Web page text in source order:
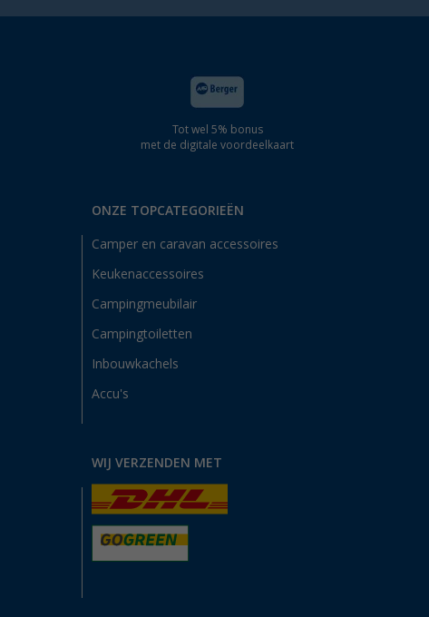
Tot wel 5% bonus
met de digitale voordeelkaart
ONZE TOPCATEGORIEËN
Camper en caravan accessoires
Keukenaccessoires
Campingmeubilair
Campingtoiletten
Inbouwkachels
Accu's
WIJ VERZENDEN MET